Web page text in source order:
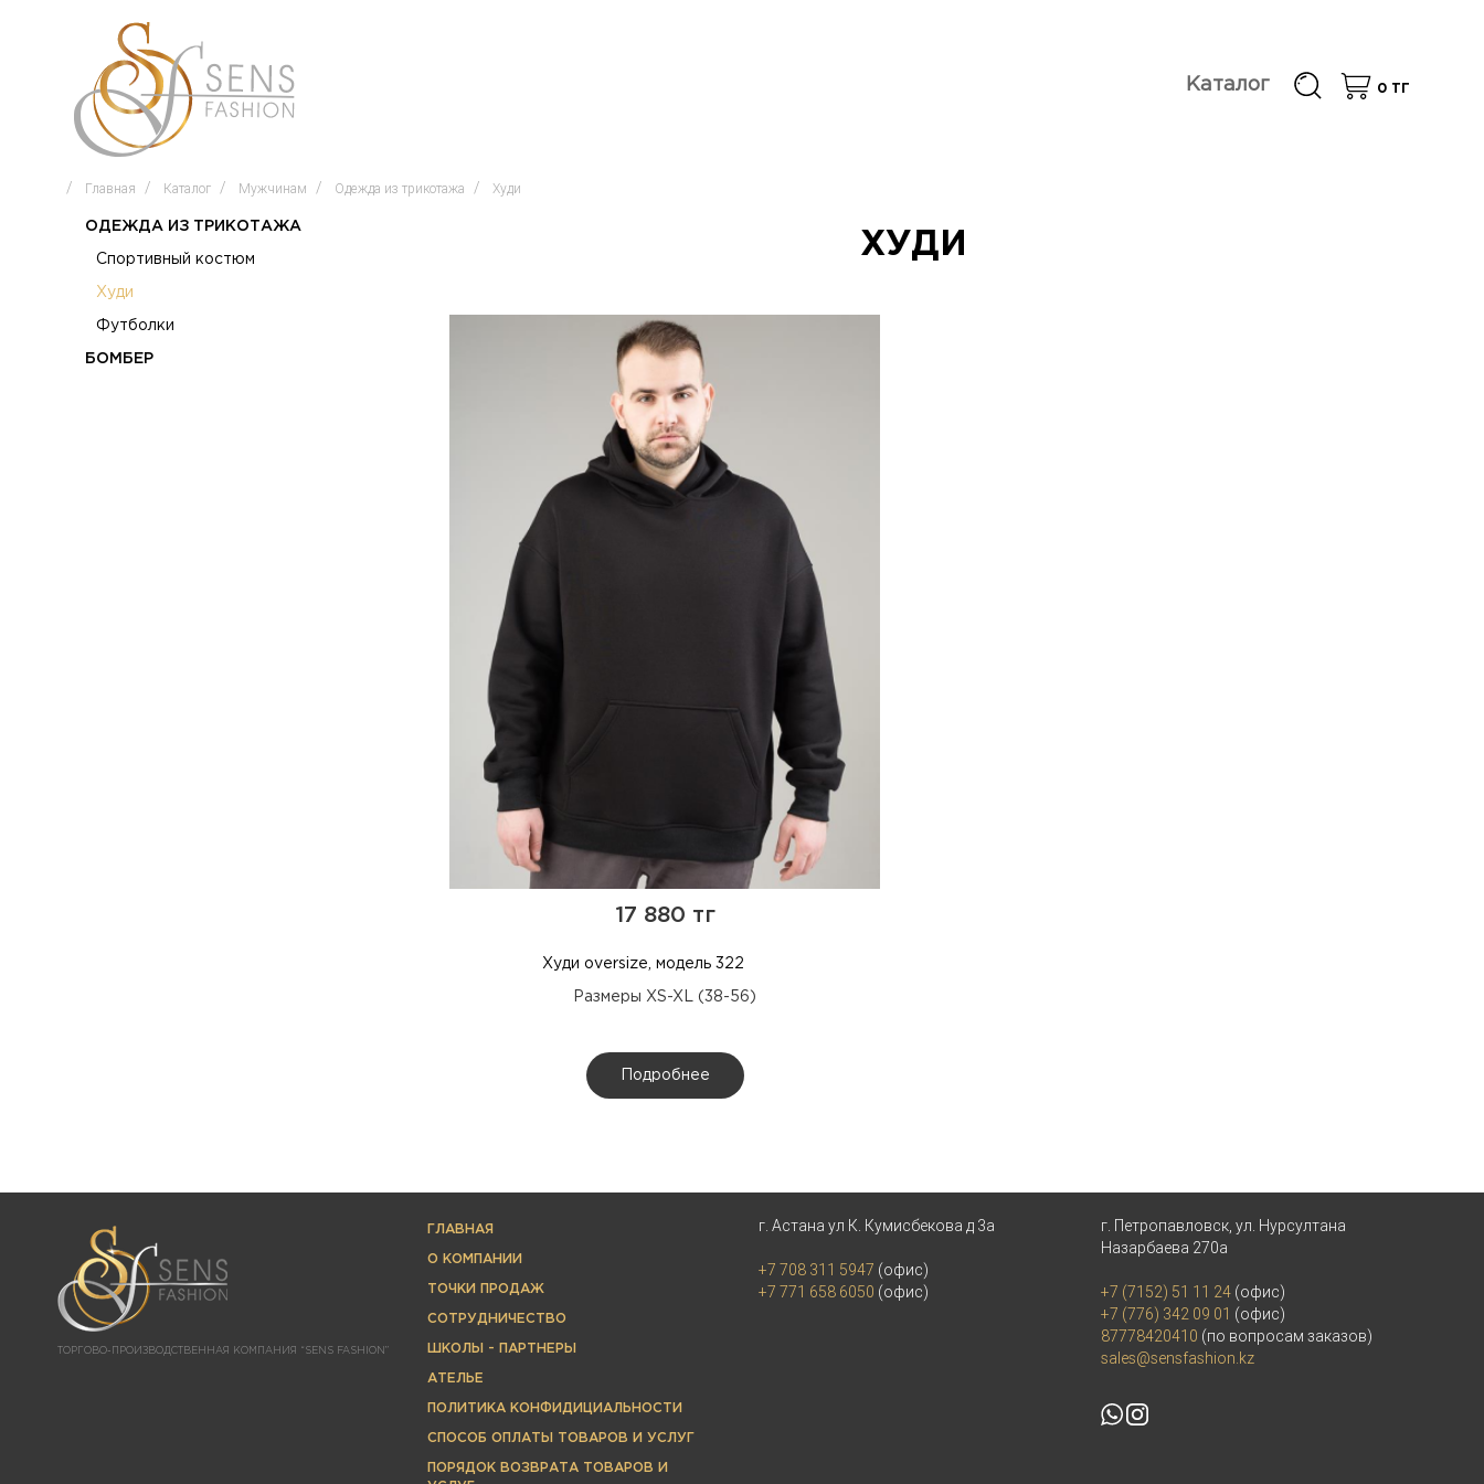
Каталог 0 ТГ
Главная Каталог Мужчинам Одежда из трикотажа Худи
ОДЕЖДА ИЗ ТРИКОТАЖА
Спортивный костюм
Худи
Футболки
БОМБЕР
ХУДИ
17 880 тг
Худи oversize, модель 322
Размеры XS-XL (38-56)
Подробнее
ТОРГОВО-ПРОИЗВОДСТВЕННАЯ КОМПАНИЯ “SENS FASHION”
ГЛАВНАЯ
О КОМПАНИИ
ТОЧКИ ПРОДАЖ
СОТРУДНИЧЕСТВО
ШКОЛЫ - ПАРТНЕРЫ
АТЕЛЬЕ
ПОЛИТИКА КОНФИДИЦИАЛЬНОСТИ
СПОСОБ ОПЛАТЫ ТОВАРОВ И УСЛУГ
ПОРЯДОК ВОЗВРАТА ТОВАРОВ И
г. Астана ул К. Кумисбекова д 3а
+7 708 311 5947 (офис)
+7 771 658 6050 (офис)
г. Петропавловск, ул. Нурсултана
Назарбаева 270а
+7 (7152) 51 11 24 (офис)
+7 (776) 342 09 01 (офис)
87778420410 (по вопросам заказов)
sales@sensfashion.kz